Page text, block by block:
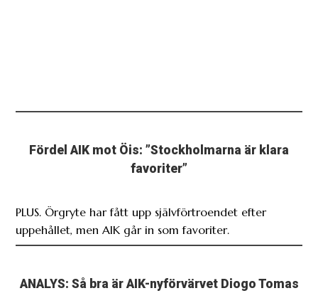
Fördel AIK mot Öis: ”Stockholmarna är klara
favoriter”
PLUS. Örgryte har fått upp självförtroendet efter
uppehållet, men AIK går in som favoriter.
ANALYS: Så bra är AIK-nyförvärvet Diogo Tomas